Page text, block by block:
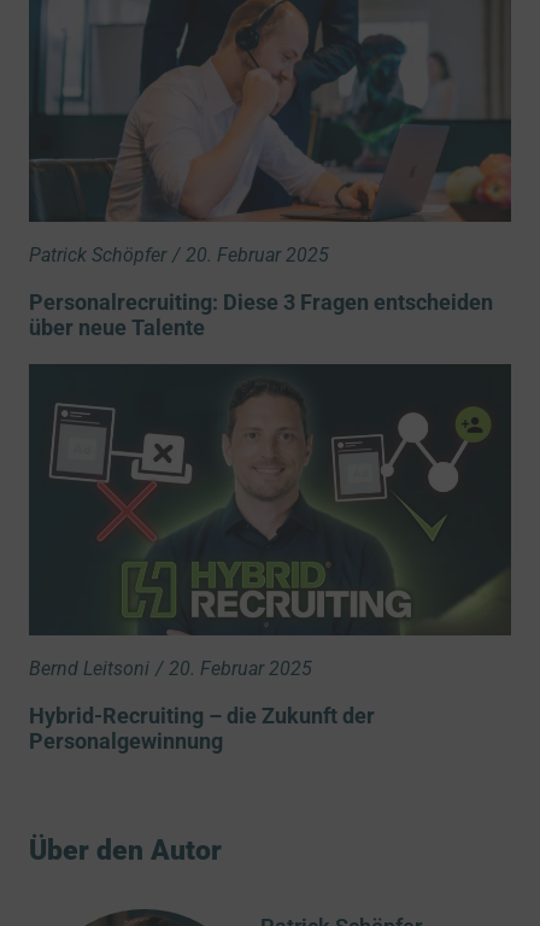
Patrick Schöpfer / 20. Februar 2025
Personalrecruiting: Diese 3 Fragen entscheiden
über neue Talente
Bernd Leitsoni / 20. Februar 2025
Hybrid-Recruiting – die Zukunft der
Personalgewinnung
Über den Autor